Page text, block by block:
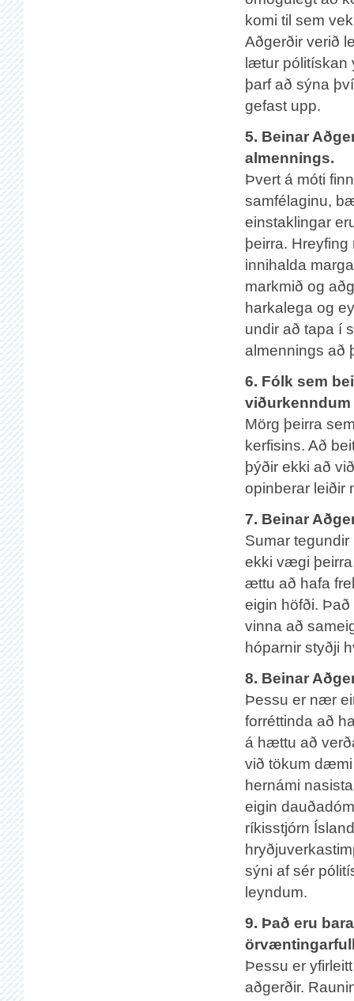
komi til sem
Aðgerðir verið
lætur pólitískan
þarf að sýna
gefast upp.
5. Beinar
almennings.
Þvert á móti
samfélaginu,
einstaklingar
þeirra.
innihalda
markmið og
harkalega og
undir að tapa í
almennings að
6. Fólk sem
Mörg þeirra
kerfisins. Að
þýðir ekki að
opinberar leiðir
7. Beinar
Sumar
ekki vægi
ættu að hafa
eigin höfði. Það
vinna að
hóparnir styðji
8. Beinar
Þessu er nær
forréttinda að
á hættu að
við tökum
hernámi
eigin
ríkisstjórn
sýni af sér
leyndum.
9. Það eru
Þessu er
aðgerðir.